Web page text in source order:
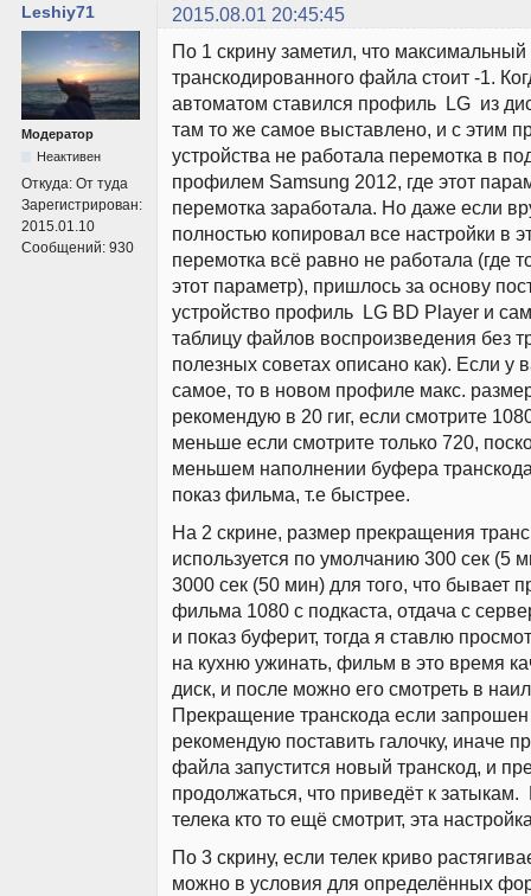
Leshiy71 2015.08.01 20:45:45
Модератор
Неактивен
Откуда: От туда
Зарегистрирован:
2015.01.10
Сообщений: 930
По 1 скрину заметил, что
транскодированного файла стоит -1.
автоматом ставился профиль LG из
там то же самое выставлено, и с этим
устройства не работала перемотка в
профилем Samsung 2012, где этот
перемотка заработала. Но даже если
полностью копировал все настройки в
перемотка всё равно не работала (где
этот параметр), пришлось за основу
устройство профиль LG BD Player и
таблицу файлов воспроизведения без
полезных советах описано как). Если у
самое, то в новом профиле макс.
рекомендую в 20 гиг, если смотрите
меньше если смотрите только 720,
меньшем наполнении буфера
показ фильма, т.е быстрее.
На 2 скрине, размер прекращения
используется по умолчанию 300 сек (5
3000 сек (50 мин) для того, что бывает
фильма 1080 с подкаста, отдача с
и показ буферит, тогда я ставлю
на кухню ужинать, фильм в это время
диск, и после можно его смотреть в
Прекращение транскода если
рекомендую поставить галочку, иначе
файла запустится новый транскод, и
продолжаться, что приведёт к затыкам.
телека кто то ещё смотрит, эта
По 3 скрину, если телек криво
можно в условия для определённых